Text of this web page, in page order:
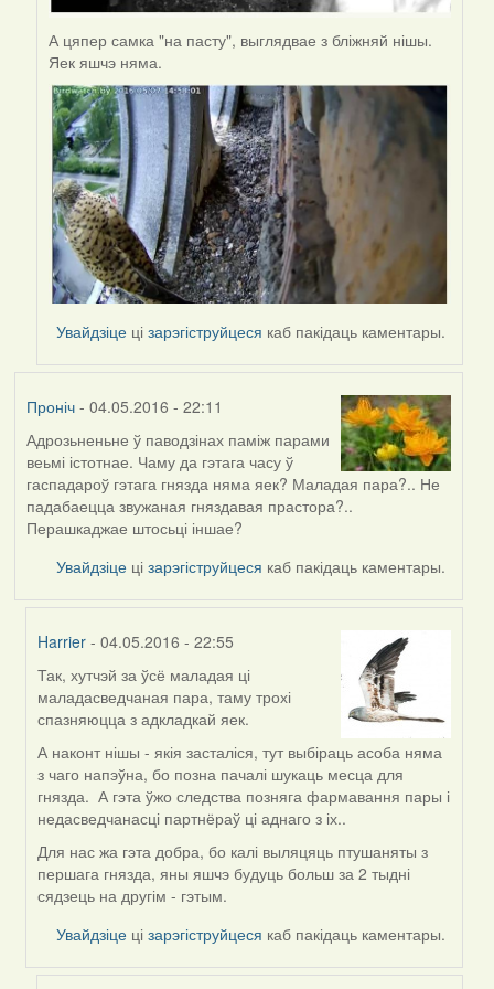
А цяпер самка "на пасту", выглядвае з бліжняй нішы.
Яек яшчэ няма.
Увайдзіце цізарэгіструйцеся каб пакідаць каментары.
Проніч- 04.05.2016 - 22:11
Адрозьненьне ў паводзінах паміж парами
веьмі істотнае. Чаму да гэтага часу ў
гаспадароў гэтага гнязда няма яек? Маладая пара?.. Не
падабаецца звужаная гняздавая прастора?..
Перашкаджае штосьці іншае?
Увайдзіце цізарэгіструйцеся каб пакідаць каментары.
Harrier - 04.05.2016 - 22:55
In
reply
to
by
Проніч
Так, хутчэй за ўсё маладая ці
маладасведчаная пара, таму трохі
спазняюцца з адкладкай яек.
А наконт нішы - якія засталіся, тут выбіраць асоба няма
з чаго напэўна, бо позна пачалі шукаць месца для
гнязда. А гэта ўжо следства позняга фармавання пары і
недасведчанасці партнёраў ці аднаго з іх..
Для нас жа гэта добра, бо калі выляцяць птушаняты з
першага гнязда, яны яшчэ будуць больш за 2 тыдні
сядзець на другім - гэтым.
Увайдзіце цізарэгіструйцеся каб пакідаць каментары.